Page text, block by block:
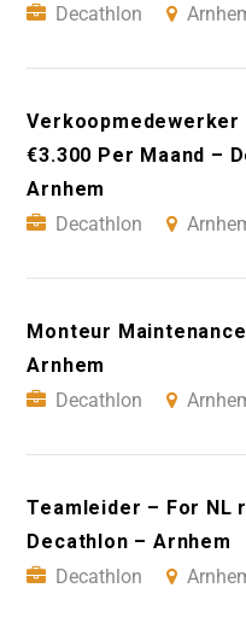
Decathlon
Verkoopmedewerker
€3.300 Per Maand –
Arnhem
Decathlon
Monteur Maintenance
Arnhem
Decathlon
Teamleider – For NL
Decathlon – Arnhem
Decathlon